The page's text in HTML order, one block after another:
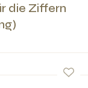
die Ziffern